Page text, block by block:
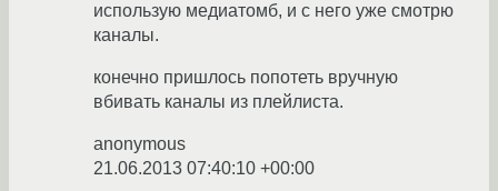
использую медиатомб, и с него уже смотрю
каналы.
конечно пришлось попотеть вручную
вбивать каналы из плейлиста.
anonymous
21.06.2013 07:40:10 +00:00